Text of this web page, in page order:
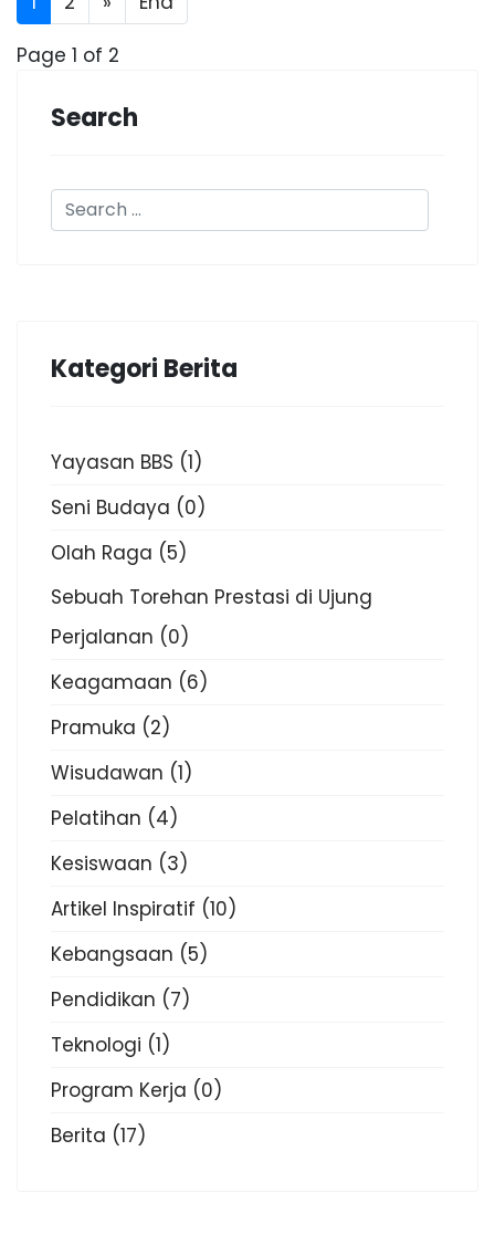
Page 1 of 2
Search
Kategori Berita
Yayasan BBS (1)
Seni Budaya (0)
Olah Raga (5)
Sebuah Torehan Prestasi di Ujung
Perjalanan (0)
Keagamaan (6)
Pramuka (2)
Wisudawan (1)
Pelatihan (4)
Kesiswaan (3)
Artikel Inspiratif (10)
Kebangsaan (5)
Pendidikan (7)
Teknologi (1)
Program Kerja (0)
Berita (17)